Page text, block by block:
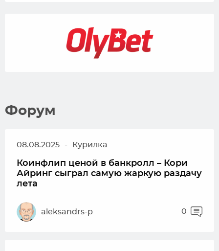
Форум
08.08.2025 - Курилка
Коинфлип ценой в банкролл – Кори
Айринг сыграл самую жаркую раздачу
лета
aleksandrs-p 0